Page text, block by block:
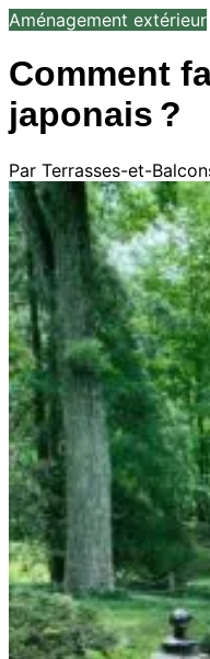
Aménagement extérieur
Comment
japonais ?
Par Terrasses-et-